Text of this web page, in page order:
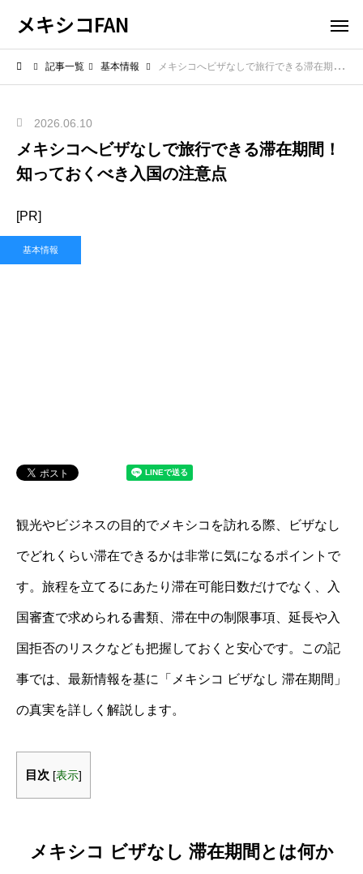
メキシコFAN
記事一覧 基本情報 メキシコへビザなしで旅行できる滞在期間！知っておくべき入国の注意点
2026.06.10
メキシコへビザなしで旅行できる滞在期間！
知っておくべき入国の注意点
[PR]
基本情報
観光やビジネスの目的でメキシコを訪れる際、ビザなし
でどれくらい滞在できるかは非常に気になるポイントで
す。旅程を立てるにあたり滞在可能日数だけでなく、入
国審査で求められる書類、滞在中の制限事項、延長や入
国拒否のリスクなども把握しておくと安心です。この記
事では、最新情報を基に「メキシコ ビザなし 滞在期間」
の真実を詳しく解説します。
目次 [表示]
メキシコ ビザなし 滞在期間とは何か